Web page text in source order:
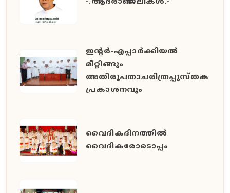
-.ആദരാഞ്ജലികൾ.-
ഇൻ്റർ-എപ്പാർക്കിയൽ
മീറ്റിങ്ങും
അതിരൂപതാചരിത്രപ്പുസ്തക
പ്രകാശനവും
വൈദികദിനത്തിൽ
വൈദികരോടൊപ്പം